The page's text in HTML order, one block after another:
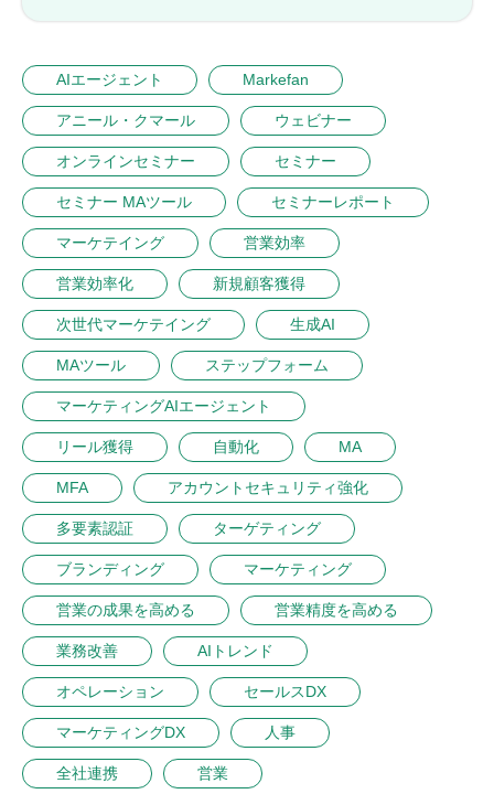
AIエージェント Markefan
アニール・クマール ウェビナー
オンラインセミナー セミナー
セミナー MAツール セミナーレポート
マーケテイング 営業効率
営業効率化 新規顧客獲得
次世代マーケテイング 生成AI
MAツール ステップフォーム
マーケティングAIエージェント
リール獲得 自動化 MA
MFA アカウントセキュリティ強化
多要素認証 ターゲティング
ブランディング マーケティング
営業の成果を高める 営業精度を高める
業務改善 AIトレンド
オペレーション セールスDX
マーケティングDX 人事
全社連携 営業